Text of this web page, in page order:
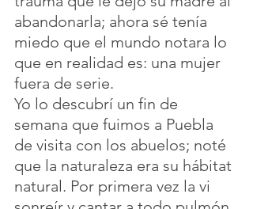
abandonarla; ahora sé tenía
miedo que el mundo notara lo
que en realidad es: una mujer
fuera de serie.
Yo lo descubrí un fin de
semana que fuimos a Puebla
de visita con los abuelos; noté
que la naturaleza era su hábitat
natural. Por primera vez la vi